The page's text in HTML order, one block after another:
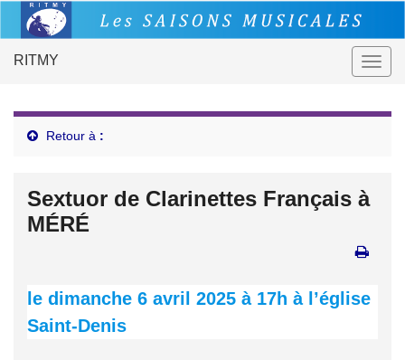
RITMY
Retour à :
Sextuor de Clarinettes Français à
MÉRÉ
le dimanche 6 avril 2025 à 17h à l’église
Saint-Denis